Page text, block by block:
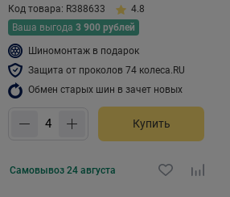
Код товара: R388633
4.8
Ваша выгода 3 900 рублей
Шиномонтаж в подарок
Защита от проколов 74 колеса.RU
Обмен старых шин в зачет новых
Купить
Самовывоз 24 августа